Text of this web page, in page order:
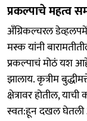
प्रकल्पाचे महत्व
अँग्रिकल्चरल
मस्क यांनी
प्रकल्पाचं मोठं यश आहे.
झालाय. कृत्रीम
क्षेत्रावर होतील,
स्वत:हून दखल